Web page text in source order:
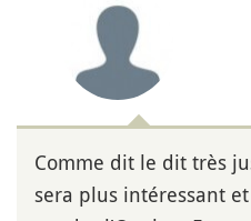
Comme dit le dit très
sera plus intéressant